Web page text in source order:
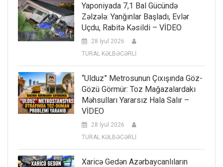
Yaponiyada 7,1 Bal Gücündə
Zəlzələ: Yanğınlar Başladı, Evlər
Uçdu, Rabitə Kəsildi – VİDEO
28 İyul 2026
TURAL KƏLBƏCƏRLİ
“Ulduz” Metrosunun Çıxışında Göz-
Gözü Görmür: Toz Mağazalardakı
Məhsulları Yararsız Hala Salır –
VİDEO
28 İyul 2026
TURAL KƏLBƏCƏRLİ
Xaricə Gedən Azərbaycanlıların